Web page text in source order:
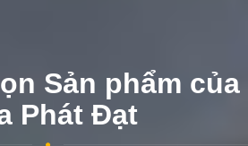
Sản phẩm của
Phát Đạt